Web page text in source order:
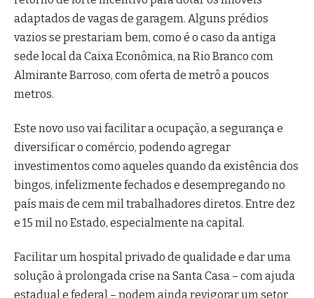
adaptados de vagas de garagem. Alguns prédios
vazios se prestariam bem, como é o caso da antiga
sede local da Caixa Econômica, na Rio Branco com
Almirante Barroso, com oferta de metrô a poucos
metros.
Este novo uso vai facilitar a ocupação, a segurança e
diversificar o comércio, podendo agregar
investimentos como aqueles quando da existência dos
bingos, infelizmente fechados e desempregando no
país mais de cem mil trabalhadores diretos. Entre dez
e 15 mil no Estado, especialmente na capital.
Facilitar um hospital privado de qualidade e dar uma
solução à prolongada crise na Santa Casa – com ajuda
estadual e federal – podem ainda revigorar um setor